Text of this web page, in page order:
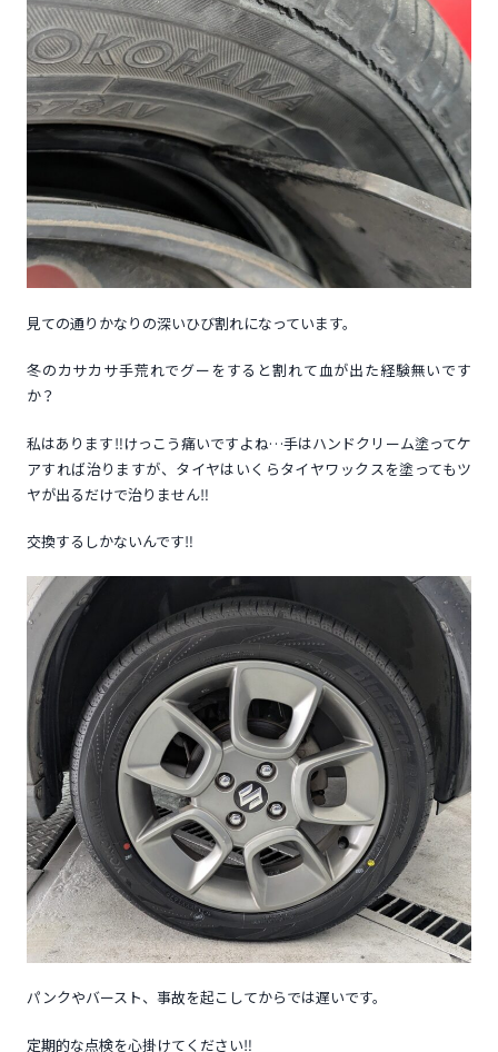
見ての通りかなりの深いひび割れになっています。
冬のカサカサ手荒れでグーをすると割れて血が出た経験無いです
か？
私はあります‼けっこう痛いですよね…手はハンドクリーム塗ってケ
アすれば治りますが、タイヤはいくらタイヤワックスを塗ってもツ
ヤが出るだけで治りません‼
交換するしかないんです‼
パンクやバースト、事故を起こしてからでは遅いです。
定期的な点検を心掛けてください‼